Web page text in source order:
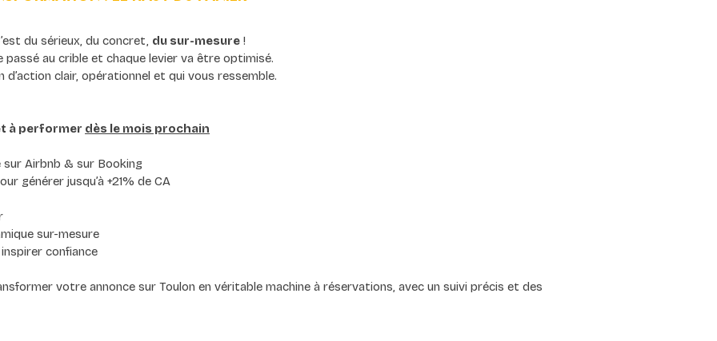
du sérieux, du concret, du sur-mesure !
au crible et chaque levier va être optimisé.
clair, opérationnel et qui vous ressemble.
à performer dès le mois prochain
Airbnb & sur Booking
générer jusqu’à +21% de CA
sur-mesure
confiance
votre annonce sur Toulon en véritable machine à réservations, avec un suivi précis et des